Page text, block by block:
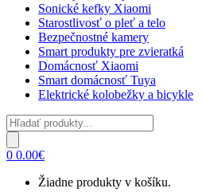
Sonické kefky Xiaomi
Starostlivosť o pleť a telo
Bezpečnostné kamery
Smart produkty pre zvieratká
Domácnosť Xiaomi
Smart domácnosť Tuya
Elektrické kolobežky a bicykle
Products
search
0 0.00€
Žiadne produkty v košíku.